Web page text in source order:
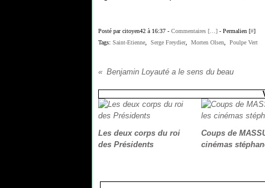
Posté par citoyen42 à 16:37 - Commentaires [ ] - Permalien [#]
Tags: Saint-Etienne Serge Freydier, Morten Olsen Poulpe Vert
Benjamin Loyauté a le sens du beau
Les deux corps du roi
des Présidents
Coups de
cinémas